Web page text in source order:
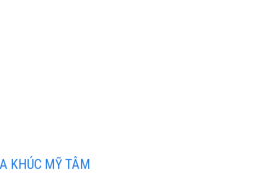
KHÚC MỸ TÂM